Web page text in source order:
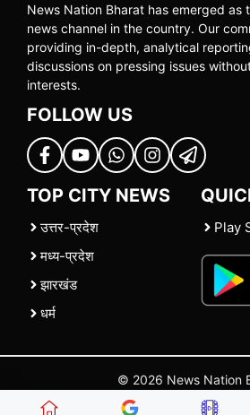
News Nation Bharat has emerged as
news channel in the country. Our
providing in-depth, analytical
discussions on pressing issues
interests.
FOLLOW US
TOP CITY NEWS
उत्तर-प्रदेश
मध्य-प्रदेश
झारखंड
धर्म
Play
© 2026 News Nation
| |Contact Us |Policies